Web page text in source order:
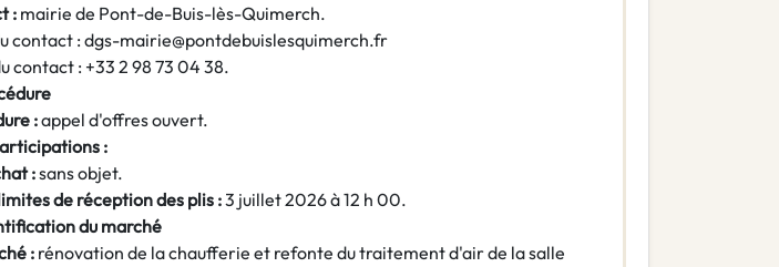
:mairie de Pont-de-Buis-lès-Quimerch.
contact : dgs-mairie@pontdebuislesquimerch.fr
contact : +33 2 98 73 04 38.
:appel d'offres ouvert.
:
:sans objet.
de réception des plis :3 juillet 2026 à 12 h 00.
du marché
:rénovation de la chaufferie et refonte du traitement d'air de la salle